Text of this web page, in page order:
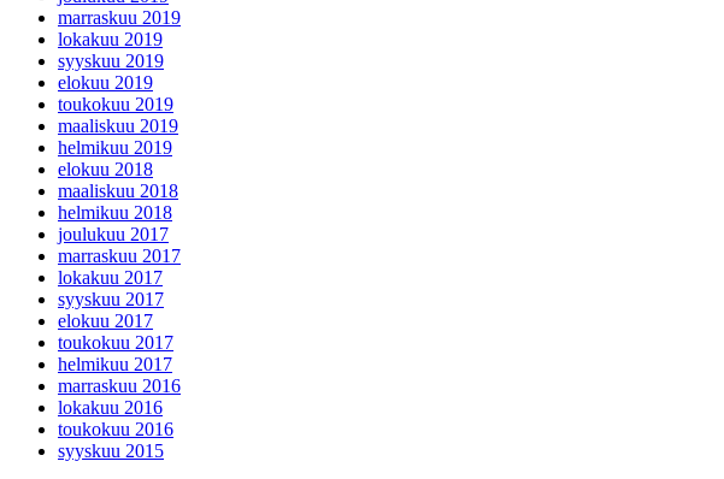
marraskuu 2019
lokakuu 2019
syyskuu 2019
elokuu 2019
toukokuu 2019
maaliskuu 2019
helmikuu 2019
elokuu 2018
maaliskuu 2018
helmikuu 2018
joulukuu 2017
marraskuu 2017
lokakuu 2017
syyskuu 2017
elokuu 2017
toukokuu 2017
helmikuu 2017
marraskuu 2016
lokakuu 2016
toukokuu 2016
syyskuu 2015